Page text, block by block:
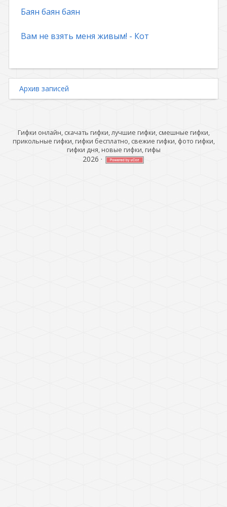
Баян баян баян
Вам не взять меня живым! - Кот
Архив записей
Гифки онлайн, скачать гифки, лучшие гифки, смешные гифки,
прикольные гифки, гифки бесплатно, свежие гифки, фото гифки,
гифки дня, новые гифки, гифы
2026 ·